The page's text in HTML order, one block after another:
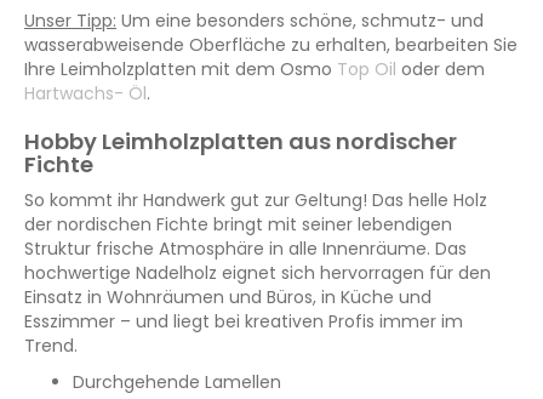
Unser Tipp: Um eine besonders schöne, schmutz- und
wasserabweisende Oberfläche zu erhalten, bearbeiten Sie
Ihre Leimholzplatten mit dem Osmo Top Oil oder dem
Hartwachs- Öl.
Hobby Leimholzplatten aus nordischer
Fichte
So kommt ihr Handwerk gut zur Geltung! Das helle Holz
der nordischen Fichte bringt mit seiner lebendigen
Struktur frische Atmosphäre in alle Innenräume. Das
hochwertige Nadelholz eignet sich hervorragen für den
Einsatz in Wohnräumen und Büros, in Küche und
Esszimmer – und liegt bei kreativen Profis immer im
Trend.
Durchgehende Lamellen